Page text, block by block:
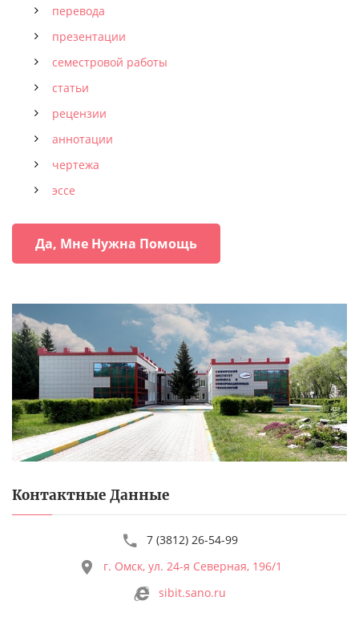
перевода
презентации
семестровой работы
статьи
рецензии
аннотации
чертежа
эссе
Да, Мне Нужна Помощь
Контактные Данные
7 (3812) 26-54-99
г. Омск, ул. 24-я Северная, 196/1
sibit.sano.ru